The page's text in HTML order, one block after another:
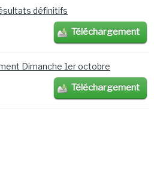
définitifs
Téléchargement
Dimanche 1er octobre
Téléchargement